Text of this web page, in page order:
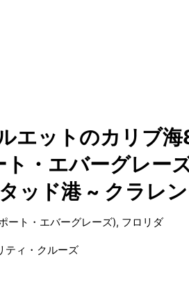
エットのカリブ
・エバーグレー
ッド港 ~ クラレ
ート・エバーグレーズ), フロリダ
ティ・クルーズ